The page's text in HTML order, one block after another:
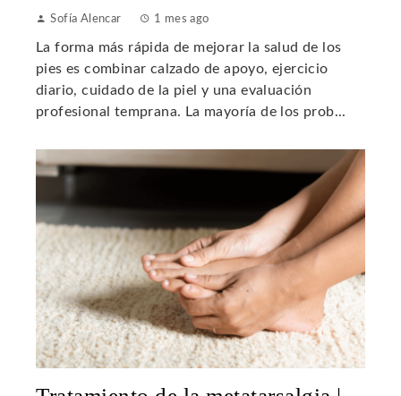
Sofía Alencar 1 mes ago
La forma más rápida de mejorar la salud de los
pies es combinar calzado de apoyo, ejercicio
diario, cuidado de la piel y una evaluación
profesional temprana. La mayoría de los prob...